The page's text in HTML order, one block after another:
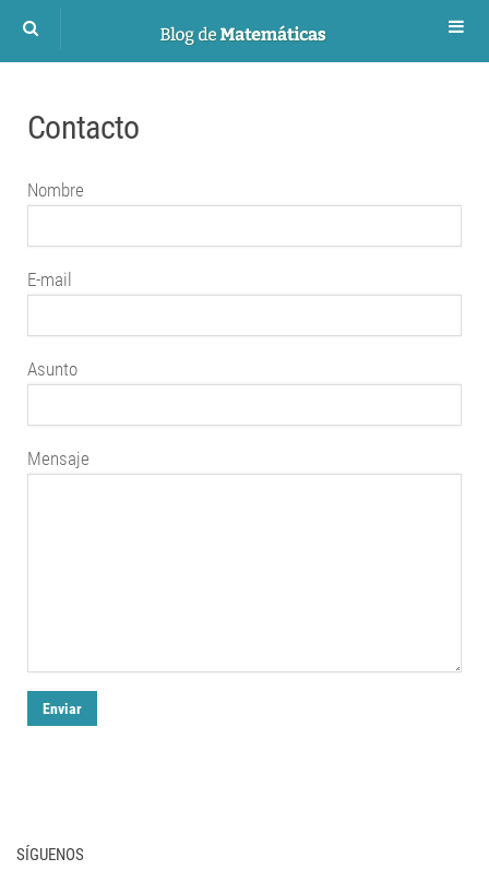
Proporcionalidad
Funciones
Geometría
Trigonometría
Contacto
Nombre
E-mail
Asunto
Mensaje
SÍGUENOS